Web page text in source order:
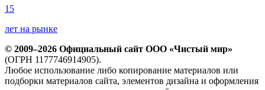
15
лет на рынке
© 2009–2026 Официальный сайт ООО «Чистый мир»
(ОГРН 1177746914905).
Любое использование либо копирование материалов или
подборки материалов сайта, элементов дизайна и оформления